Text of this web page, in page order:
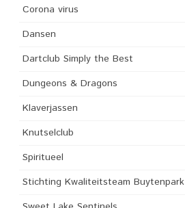
Corona virus
Dansen
Dartclub Simply the Best
Dungeons & Dragons
Klaverjassen
Knutselclub
Spiritueel
Stichting Kwaliteitsteam Buytenpark